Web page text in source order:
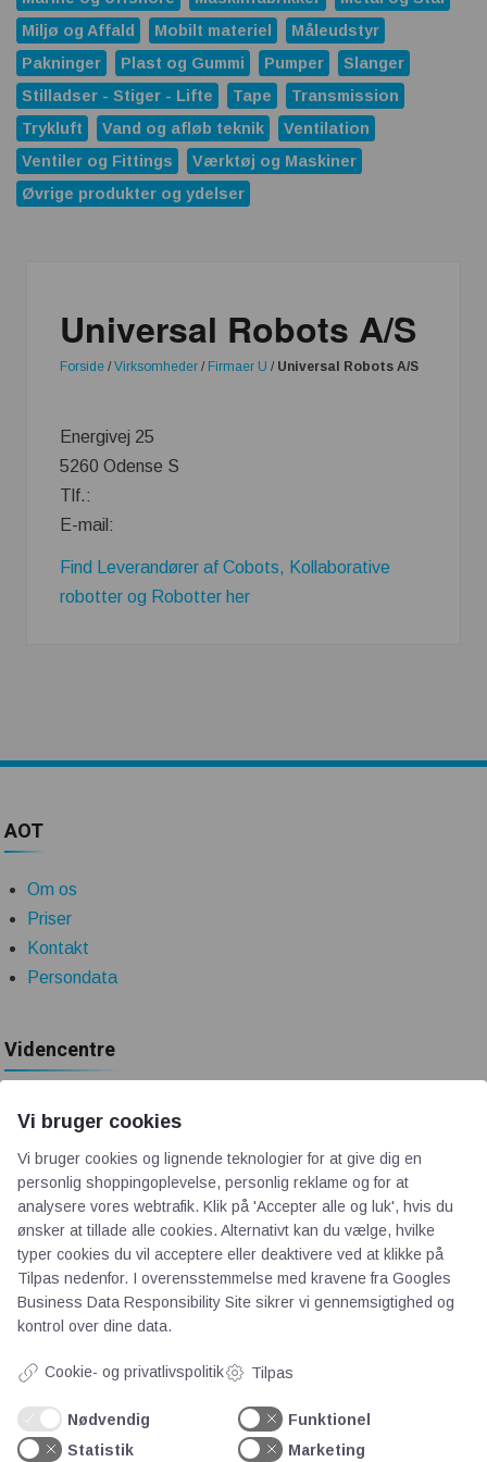
Miljø og Affald
Mobilt materiel
Måleudstyr
Pakninger
Plast og Gummi Pumper
Slanger
Stilladser - Stiger - Lifte
Tape
Transmission
Trykluft
Vand og afløb teknik
Ventilation
Ventiler og Fittings
Værktøj og Maskiner
Øvrige produkter og ydelser
Universal Robots A/S
Forside / Virksomheder / Firmaer U / Universal Robots A/S
Energivej 25
5260 Odense S
Tlf.:
E-mail:
Find Leverandører af Cobots, Kollaborative
robotter og Robotter her
AOT
Om os
Priser
Kontakt
Persondata
Videncentre
Videncentre
Litteratur
Forkortelser
Ståbi
Værd at besøge
Alltomteknikindustrin
Altombyen
Altomhjemmet
Vi bruger cookies
Vi bruger cookies og lignende teknologier for at give dig en
personlig shoppingoplevelse, personlig reklame og for at
analysere vores webtrafik. Klik på 'Accepter alle og luk', hvis du
ønsker at tillade alle cookies. Alternativt kan du vælge, hvilke
typer cookies du vil acceptere eller deaktivere ved at klikke på
Tilpas nedenfor. I overensstemmelse med kravene fra Googles
Business Data Responsibility Site sikrer vi gennemsigtighed og
kontrol over dine data.
Cookie- og privatlivspolitik Tilpas
Nødvendig
Funktionel
Statistik
Marketing